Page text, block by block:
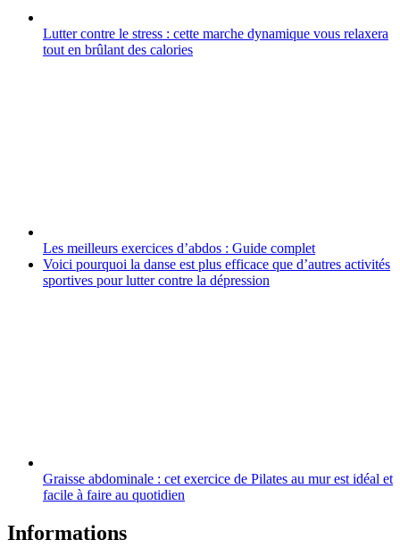
Lutter contre le stress : cette marche dynamique vous relaxera
tout en brûlant des calories
Les meilleurs exercices d’abdos : Guide complet
Voici pourquoi la danse est plus efficace que d’autres activités
sportives pour lutter contre la dépression
Graisse abdominale : cet exercice de Pilates au mur est idéal et
facile à faire au quotidien
Informations